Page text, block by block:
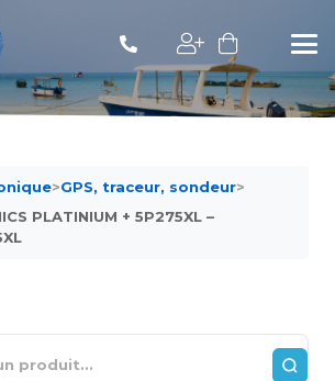
>GPS, traceur, sondeur>
PLATINIUM + 5P275XL –